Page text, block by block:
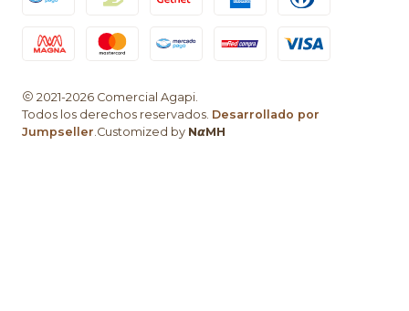
2021-2026 Comercial Agapi.
Todos los derechos reservados. Desarrollado por
Jumpseller .Customized by N𝞪MH